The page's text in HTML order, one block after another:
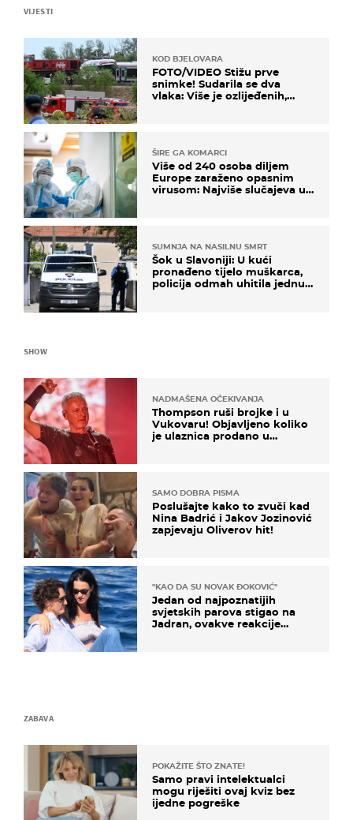
VIJESTI
KOD BJELOVARA
FOTO/VIDEO Stižu prve
snimke! Sudarila se dva
vlaka: Više je ozlijeđenih,
ŠIRE GA KOMARCI
Više od 240 osoba diljem
Europe zaraženo opasnim
virusom: Najviše slučajeva u
SUMNJA NA NASILNU SMRT
Šok u Slavoniji: U kući
pronađeno tijelo muškarca,
policija odmah uhitila jednu
SHOW
NADMAŠENA OČEKIVANJA
Thompson ruši brojke i u
Vukovaru! Objavljeno koliko
je ulaznica prodano u
SAMO DOBRA PISMA
Poslušajte kako to zvuči kad
Nina Badrić i Jakov Jozinović
zapjevaju Oliverov hit!
"KAO DA SU NOVAK ĐOKOVIĆ"
Jedan od najpoznatijih
svjetskih parova stigao na
Jadran, ovakve reakcije
ZABAVA
POKAŽITE ŠTO ZNATE!
Samo pravi intelektualci
mogu riješiti ovaj kviz bez
ijedne pogreške